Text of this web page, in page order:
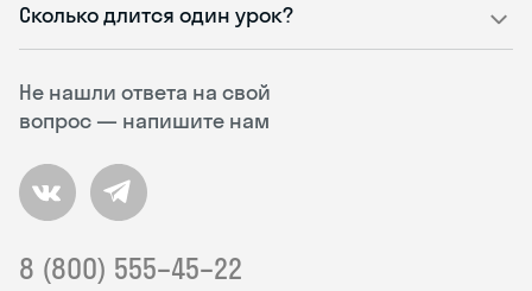
Не нашли ответа на свой
вопрос — напишите нам
8 (800) 555–45–22
Сколько длится один урок?